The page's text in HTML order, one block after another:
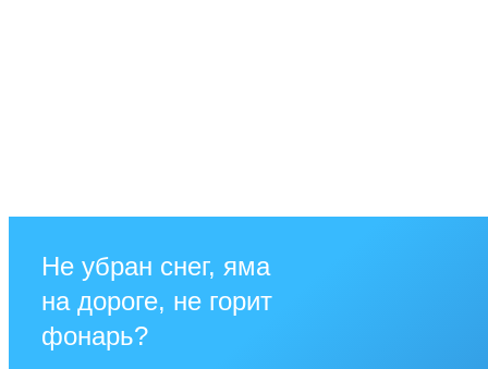
Не убран снег, яма
на дороге, не горит
фонарь?